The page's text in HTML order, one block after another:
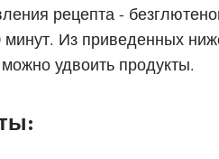
рецепта -
минут. Из приведенных
удвоить продукты.